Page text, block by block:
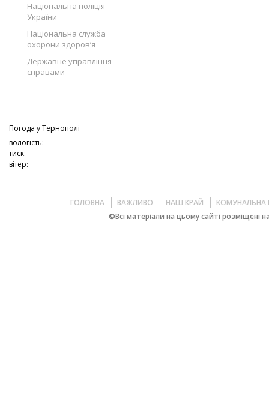
Національна поліція
України
Національна служба
охорони здоров’я
Державне управління
справами
Погода уТернополі
вологість:
тиск:
вітер:
ГОЛОВНА ВАЖЛИВО НАШ КРАЙ
КОМУНАЛЬНА
©Всі матеріали на цьому сайті розміщені